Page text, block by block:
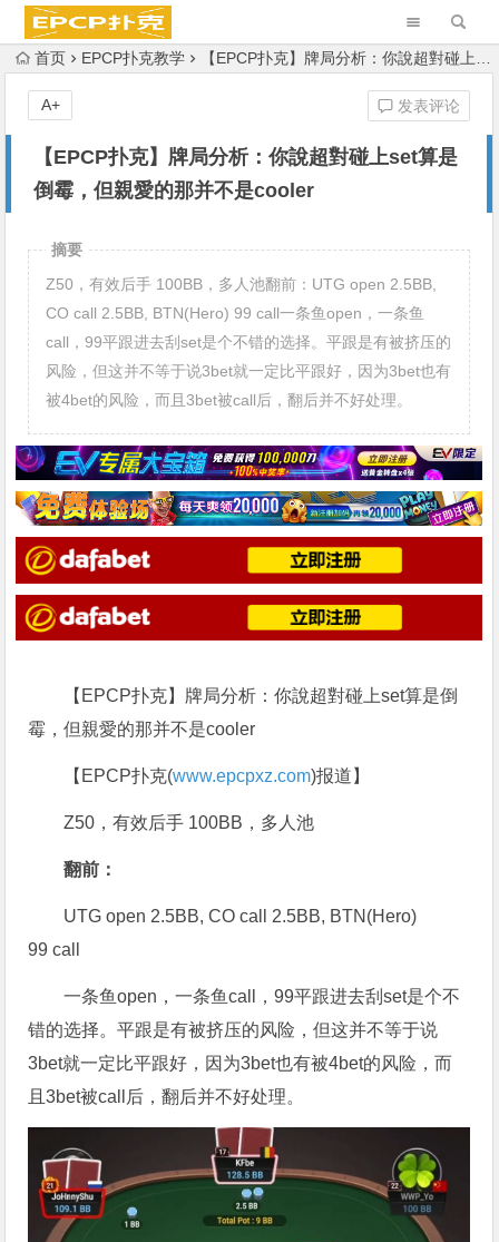
首页 EPCP扑克教学 【EPCP扑克】牌局分析：你說超對碰上set算是倒霉，但親愛的那并不是cooler
【EPCP扑克】牌局分析：你說超對碰上set算是
倒霉，但親愛的那并不是cooler
发表评论
A+
摘要
Z50，有效后手 100BB，多人池翻前：UTG open 2.5BB,
CO call 2.5BB, BTN(Hero) 99 call一条鱼open，一条鱼
call，99平跟进去刮set是个不错的选择。平跟是有被挤压的
风险，但这并不等于说3bet就一定比平跟好，因为3bet也有
被4bet的风险，而且3bet被call后，翻后并不好处理。
【EPCP扑克】牌局分析：你說超對碰上set算是倒
霉，但親愛的那并不是cooler
【EPCP扑克(www.epcpxz.com)报道】
Z50，有效后手 100BB，多人池
翻前：
UTG open 2.5BB, CO call 2.5BB, BTN(Hero)
99 call
一条鱼open，一条鱼call，99平跟进去刮set是个不
错的选择。平跟是有被挤压的风险，但这并不等于说
3bet就一定比平跟好，因为3bet也有被4bet的风险，而
且3bet被call后，翻后并不好处理。